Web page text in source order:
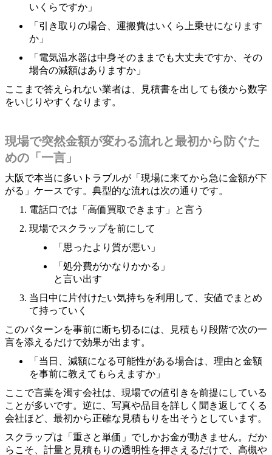
いくらですか」
「引き取りの場合、運搬費はいくら上乗せになります
か」
「電気温水器は中身そのままでも大丈夫ですか、その
場合の減額はありますか」
ここまで答えられない業者は、見積書を出しても後から数字
をいじりやすくなります。
現場で突然金額が変わる流れと最初から防ぐた
めの「一言」
大阪で本当に多いトラブルが「現場に来てから急に金額が下
がる」ケースです。典型的な流れは次の通りです。
電話口では「高価買取できます」と言う
現場でスクラップを前にして
「思ったより質が悪い」
「処分費がかなりかかる」
と言い出す
当日中に片付けたい気持ちを利用して、安値でまとめ
て持っていく
このパターンを事前に断ち切るには、見積もり段階で次の一
言を添えるだけで効果が出ます。
「当日、減額になる可能性がある場合は、理由と金額
を事前に教えてもらえますか」
ここで言葉を濁す会社は、現場での値引きを前提にしている
ことが多いです。逆に、写真や品目を詳しく聞き返してくる
会社ほど、最初から正確な見積もりを出そうとしています。
スクラップは「重さと単価」でしかお金が動きません。だか
らこそ、計量と見積もりの透明性を押さえるだけで、高槻や